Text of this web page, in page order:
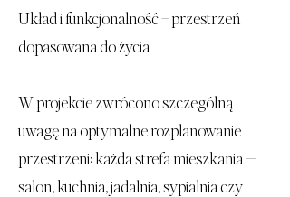
Układ i funkcjonalność – przestrzeń
dopasowana do życia
W projekcie zwrócono szczególną
uwagę na optymalne rozplanowanie
przestrzeni: każda strefa mieszkania —
salon, kuchnia, jadalnia, sypialnia czy